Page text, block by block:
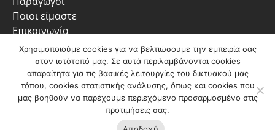
Ποιοι είμαστε
Επικοινωνία
Πολιτική Απορρήτου
Χρησιμοποιούμε cookies για να βελτιώσουμε την εμπειρία σας
στον ιστότοπό μας. Σε αυτά περιλαμβάνονται cookies
απαραίτητα για τις βασικές λειτουργίες του δικτυακού μας
τόπου, cookies στατιστικής ανάλυσης, όπως και cookies που
μας βοηθούν να παρέχουμε περιεχόμενο προσαρμοσμένο στις
προτιμήσεις σας.